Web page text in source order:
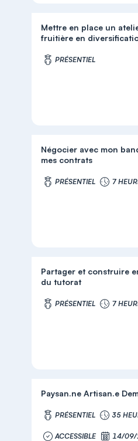
Mettre en place un
fruitière en
PRÉSENTIEL
Négocier avec mon
mes contrats
PRÉSENTIEL 7
Partager et construire
du tutorat
PRÉSENTIEL 7
Paysan.ne Artisan.e
PRÉSENTIEL 35
ACCESSIBLE 14/